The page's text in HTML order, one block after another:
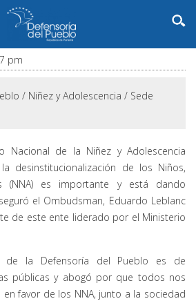
pm
/ Niñez y Adolescencia / Sede
Nacional de la Niñez y Adolescencia
desinstitucionalización de los Niños,
(NNA) es importante y está dando
el Ombudsman, Eduardo Leblanc
de este ente liderado por el Ministerio
la Defensoría del Pueblo es de
públicas y abogó por que todos nos
favor de los NNA, junto a la sociedad